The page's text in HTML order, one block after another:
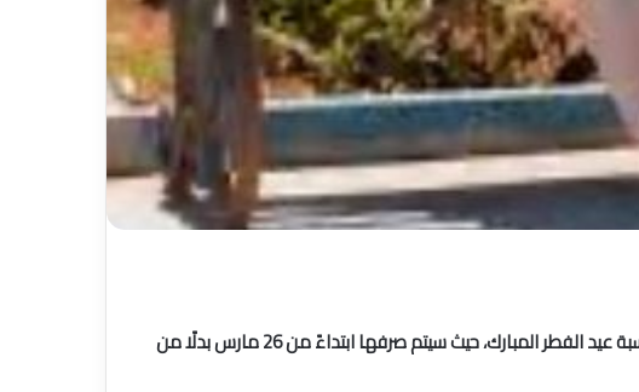
أعلن الصندوق المهني المغربي للتقاعد (CIMR)، تقديم موعد صرف معاشات شهر مارس لكافة المتقاعدين، وذلك بمناسبة عيد الفطر المبارك، حيث سيتم صرفها ابتداءً من 26 مارس بدلًا من